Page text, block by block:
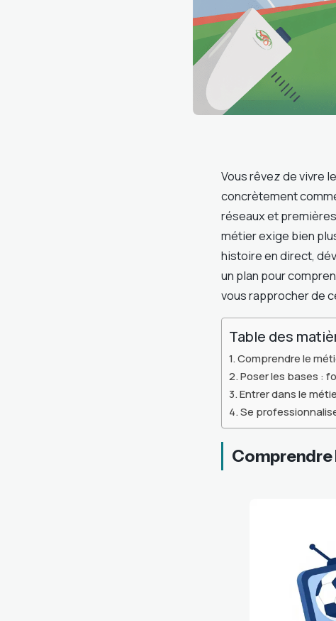
Vous rêvez de vivre
concrètement
réseaux et
métier exige bien
histoire en direct,
un plan pour
vous rapprocher de
Table des
Comprendre le
Poser les bases :
Entrer dans le
Se
Comprendre